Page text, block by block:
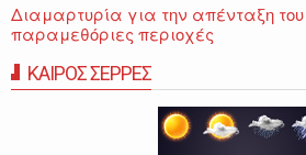
Διαμαρτυρία για την απένταξη
παραμεθόριες περιοχές
ΚΑΙΡΟΣ ΣΕΡΡΕΣ